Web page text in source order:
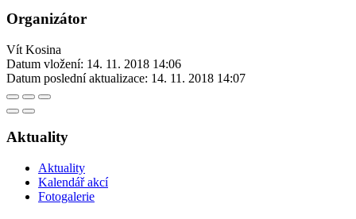
Organizátor
Vít Kosina
Datum vložení: 14. 11. 2018 14:06
Datum poslední aktualizace: 14. 11. 2018 14:07
Aktuality
Aktuality
Kalendář akcí
Fotogalerie